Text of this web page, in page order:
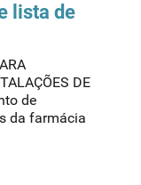
lista de
DE
de
da farmácia